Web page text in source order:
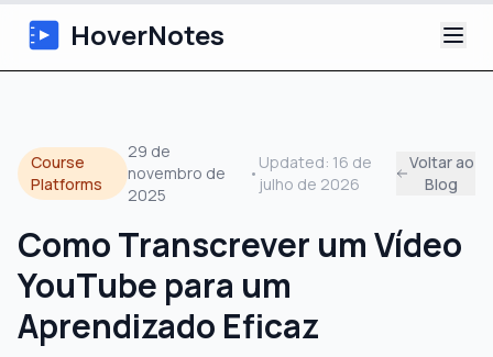
HoverNotes
Extension
Tutoriais
Sobre
Course
Platforms
29 de
novembro de
2025
•
Updated: 16 de
julho de 2026
Voltar ao
Blog
Como Transcrever um Vídeo
YouTube para um
Aprendizado Eficaz